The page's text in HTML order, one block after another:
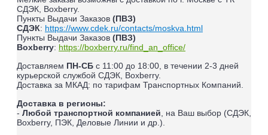
СДЭК, Boxberry.
Пункты Выдачи Заказов (ПВЗ)
СДЭК: https://www.cdek.ru/contacts/moskva.html
Пункты Выдачи Заказов (ПВЗ)
Boxberry: https://boxberry.ru/find_an_office/
Доставляем ПН-СБ с 11:00 до 18:00, в течении 2-3 дней
курьерской службой СДЭК, Boxberry.
Доставка за МКАД: по тарифам Транспортных Компаний.
Доставка в регионы:
- Любой транспортной компанией , на Ваш выбор (СДЭК,
Boxberry, ПЭК, Деловые Линии и др.).